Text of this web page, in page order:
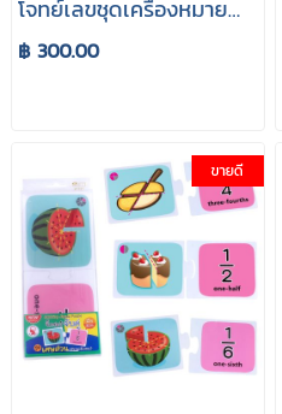
โจทย์เลขชุดเครื่องหมาย
ET-108
฿ 300.00
ขายดี